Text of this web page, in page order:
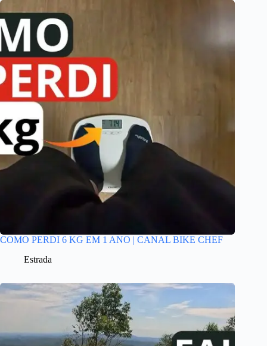
COMO PERDI 6 KG EM 1 ANO | CANAL BIKE CHEF
Estrada